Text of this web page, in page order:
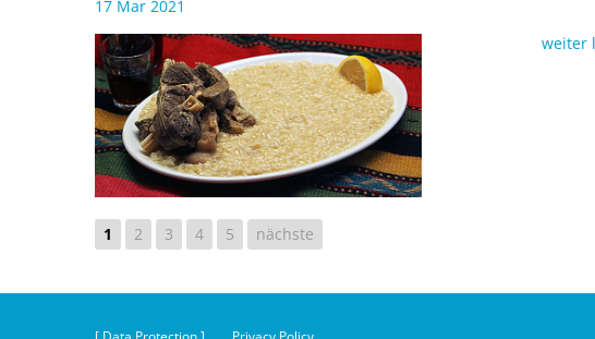
17 Mar 2021
weiter
1 2 3 4 5 nächste